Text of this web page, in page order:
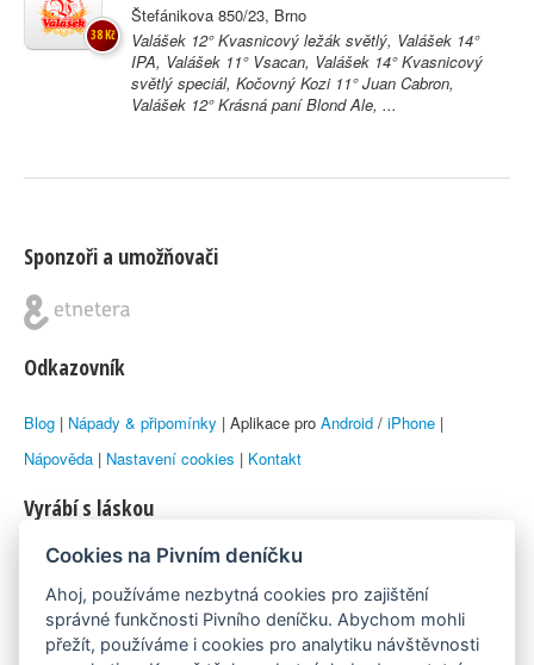
Štefánikova 850/23, Brno
Valášek 12° Kvasnicový ležák světlý, Valášek 14°
IPA, Valášek 11° Vsacan, Valášek 14° Kvasnicový
světlý speciál, Kočovný Kozi 11° Juan Cabron,
Valášek 12° Krásná paní Blond Ale, ...
38 Kč
Sponzoři a umožňovači
Odkazovník
Blog | Nápady & připomínky | Aplikace pro Android / iPhone |
Nápověda | Nastavení cookies | Kontakt
Vyrábí s láskou
© 2010–2026 byLukáš Zemanaka Emka
Máme rádi
Cookies na Pivním deníčku
Ahoj, používáme nezbytná cookies pro zajištění
správné funkčnosti Pivního deníčku. Abychom mohli
přežít, používáme i cookies pro analytiku návštěvnosti